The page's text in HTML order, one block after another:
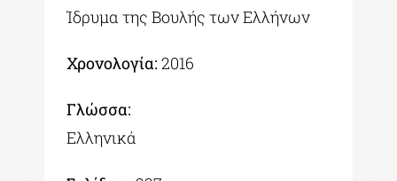
Ίδρυμα της Βουλής των Ελλήνων
Χρονολογία:2016
Γλώσσα:
Ελληνικά